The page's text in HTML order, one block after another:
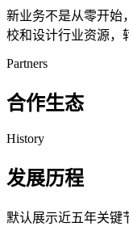
新业务不是从零开始
校和设计行业资源，
Partners
合作生态
History
发展历程
默认展示近五年关键